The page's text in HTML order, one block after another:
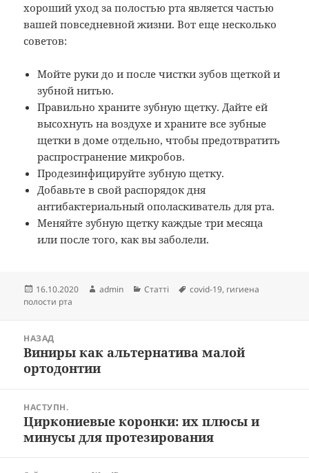
хороший уход за полостью рта является частью
вашей повседневной жизни. Вот еще несколько
советов:
Мойте руки до и после чистки зубов щеткой и
зубной нитью.
Правильно храните зубную щетку. Дайте ей
высохнуть на воздухе и храните все зубные
щетки в доме отдельно, чтобы предотвратить
распространение микробов.
Продезинфицируйте зубную щетку.
Добавьте в свой распорядок дня
антибактериальный ополаскиватель для рта.
Меняйте зубную щетку каждые три месяца
или после того, как вы заболели.
Опубліковано
16.10.2020 Автор
admin Категорії
Статті Позначки
covid-19, гигиена
полости рта
записівНАЗАД
Попередній
запис:
Виниры как альтернатива малой
ортодонтии
НАСТУПН.
Наступний
запис:
Циркониевые коронки: их плюсы и
минусы для протезирования